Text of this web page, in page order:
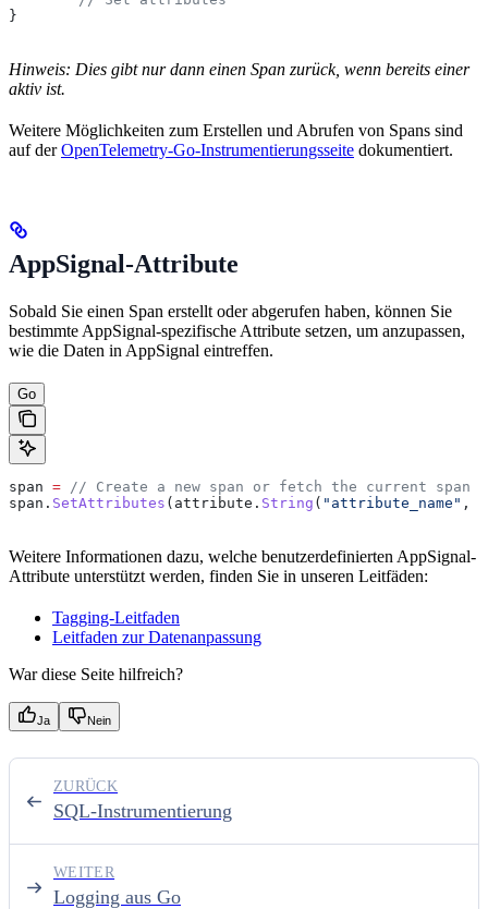
}
Hinweis: Dies gibt nur dann einen Span zurück, wenn bereits einer
aktiv ist.
Weitere Möglichkeiten zum Erstellen und Abrufen von Spans sind
auf derOpenTelemetry-Go-Instrumentierungsseite dokumentiert.
AppSignal-Attribute
Sobald Sie einen Span erstellt oder abgerufen haben, können Sie
bestimmte AppSignal-spezifische Attribute setzen, um anzupassen,
wie die Daten in AppSignal eintreffen.
Go
span = // Create a new span or fetch the current span
span . SetAttributes ( attribute . String ( "attribute_name" ,
Weitere Informationen dazu, welche benutzerdefinierten AppSignal-
Attribute unterstützt werden, finden Sie in unseren Leitfäden:
Tagging-Leitfaden
Leitfaden zur Datenanpassung
War diese Seite hilfreich?
Ja Nein
SQL-Instrumentierung
ZURÜCK
Logging aus Go
WEITER